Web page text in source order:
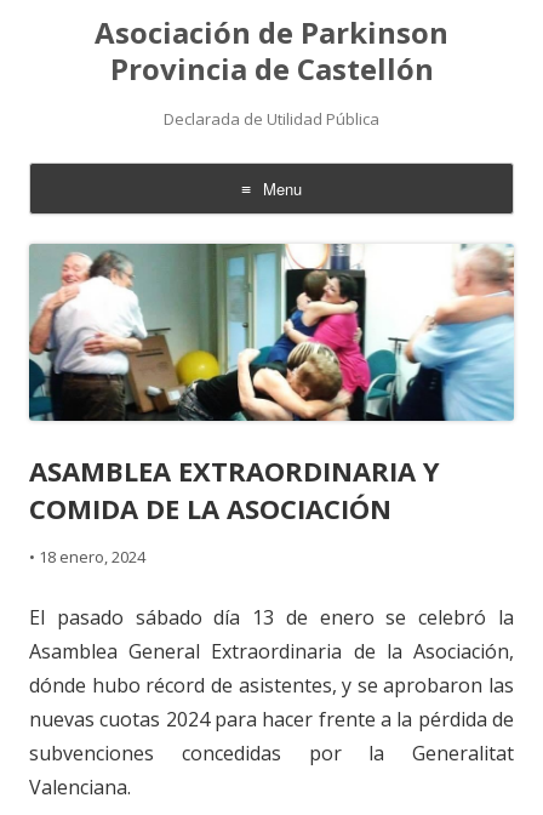
Asociación de Parkinson
Provincia de Castellón
Declarada de Utilidad Pública
Menu
Skip
to
content
ASAMBLEA EXTRAORDINARIA Y
COMIDA DE LA ASOCIACIÓN
• 18 enero, 2024
El pasado sábado día 13 de enero se celebró la
Asamblea General Extraordinaria de la Asociación,
dónde hubo récord de asistentes, y se aprobaron las
nuevas cuotas 2024 para hacer frente a la pérdida de
subvenciones concedidas por la Generalitat
Valenciana.